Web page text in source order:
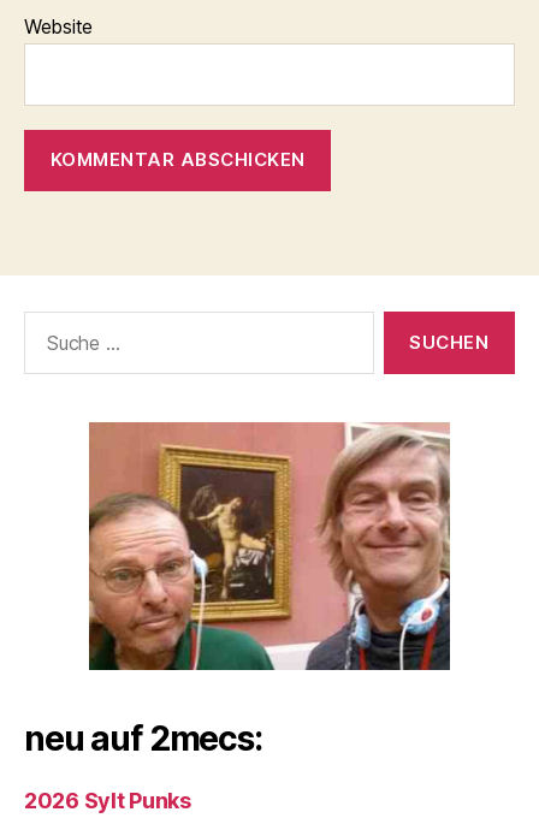
Website
nach:
neu auf 2mecs:
2026 Sylt Punks